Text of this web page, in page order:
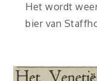
Het wordt
bier van